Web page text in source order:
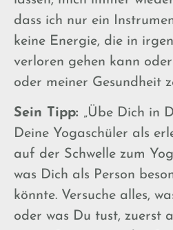
dass ich nur ein
keine Energie, die in
verloren gehen kann
oder meiner Gesundheit
Sein Tipp: „Übe Dich in
Deine Yogaschüler als
auf der Schwelle zum
was Dich als Person
könnte. Versuche alles,
oder was Du tust, zuerst